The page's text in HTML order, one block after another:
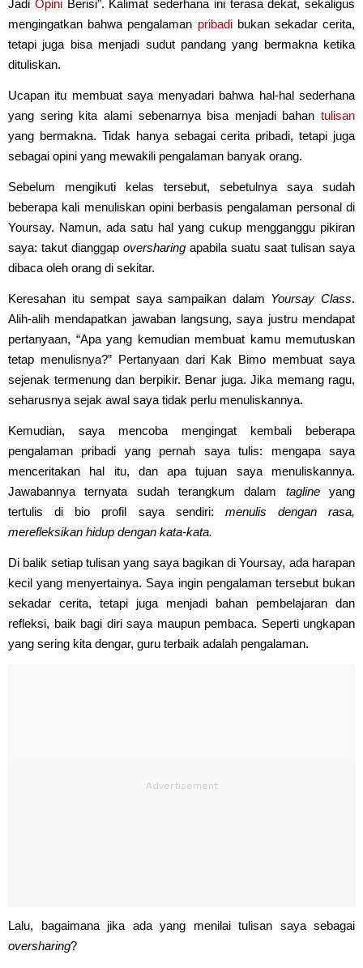
Jadi OpiniBerisi”. Kalimat sederhana ini terasa dekat, sekaligus
mengingatkan bahwa pengalaman pribadibukan sekadar cerita,
tetapi juga bisa menjadi sudut pandang yang bermakna ketika
dituliskan.
Ucapan itu membuat saya menyadari bahwa hal-hal sederhana
yang sering kita alami sebenarnya bisa menjadi bahan tulisan
yang bermakna. Tidak hanya sebagai cerita pribadi, tetapi juga
sebagai opini yang mewakili pengalaman banyak orang.
Sebelum mengikuti kelas tersebut, sebetulnya saya sudah
beberapa kali menuliskan opini berbasis pengalaman personal di
Yoursay. Namun, ada satu hal yang cukup mengganggu pikiran
saya: takut dianggap oversharing apabila suatu saat tulisan saya
dibaca oleh orang di sekitar.
Keresahan itu sempat saya sampaikan dalam Yoursay Class.
Alih-alih mendapatkan jawaban langsung, saya justru mendapat
pertanyaan, “Apa yang kemudian membuat kamu memutuskan
tetap menulisnya?” Pertanyaan dari Kak Bimo membuat saya
sejenak termenung dan berpikir. Benar juga. Jika memang ragu,
seharusnya sejak awal saya tidak perlu menuliskannya.
Kemudian, saya mencoba mengingat kembali beberapa
pengalaman pribadi yang pernah saya tulis: mengapa saya
menceritakan hal itu, dan apa tujuan saya menuliskannya.
Jawabannya ternyata sudah terangkum dalam taglineyang
tertulis di bio profil saya sendiri: menulis dengan rasa,
merefleksikan hidup dengan kata-kata.
Di balik setiap tulisan yang saya bagikan di Yoursay, ada harapan
kecil yang menyertainya. Saya ingin pengalaman tersebut bukan
sekadar cerita, tetapi juga menjadi bahan pembelajaran dan
refleksi, baik bagi diri saya maupun pembaca. Seperti ungkapan
yang sering kita dengar, guru terbaik adalah pengalaman.
Lalu, bagaimana jika ada yang menilai tulisan saya sebagai
oversharing?